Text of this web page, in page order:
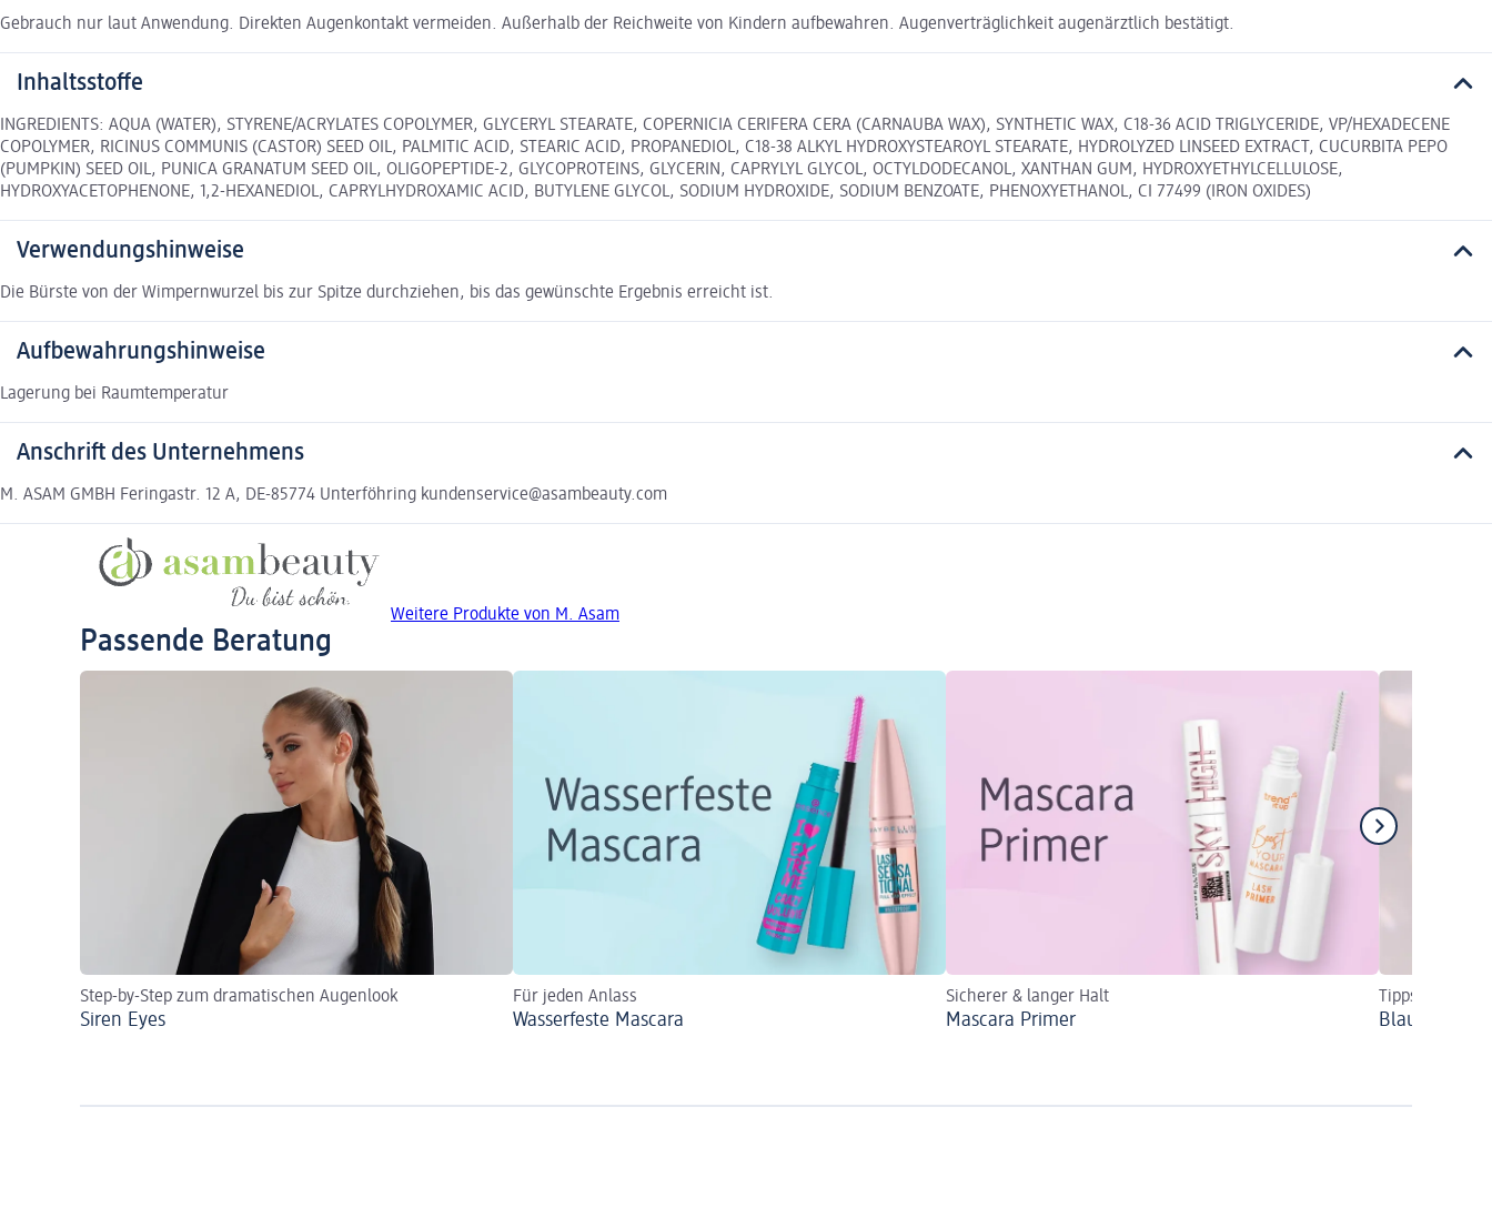
Gebrauch nur laut Anwendung. Direkten Augenkontakt vermeiden. Außerhalb der Reichweite von Kindern aufbewahren. Augenverträglichkeit augenärztlich bestätigt.
Inhaltsstoffe
INGREDIENTS: AQUA (WATER), STYRENE/ACRYLATES COPOLYMER, GLYCERYL STEARATE, COPERNICIA CERIFERA CERA (CARNAUBA WAX), SYNTHETIC WAX, C18-36 ACID TRIGLYCERIDE, VP/HEXADECENE
COPOLYMER, RICINUS COMMUNIS (CASTOR) SEED OIL, PALMITIC ACID, STEARIC ACID, PROPANEDIOL, C18-38 ALKYL HYDROXYSTEAROYL STEARATE, HYDROLYZED LINSEED EXTRACT, CUCURBITA PEPO
(PUMPKIN) SEED OIL, PUNICA GRANATUM SEED OIL, OLIGOPEPTIDE-2, GLYCOPROTEINS, GLYCERIN, CAPRYLYL GLYCOL, OCTYLDODECANOL, XANTHAN GUM, HYDROXYETHYLCELLULOSE,
HYDROXYACETOPHENONE, 1,2-HEXANEDIOL, CAPRYLHYDROXAMIC ACID, BUTYLENE GLYCOL, SODIUM HYDROXIDE, SODIUM BENZOATE, PHENOXYETHANOL, CI 77499 (IRON OXIDES)
Verwendungshinweise
Die Bürste von der Wimpernwurzel bis zur Spitze durchziehen, bis das gewünschte Ergebnis erreicht ist.
Aufbewahrungshinweise
Lagerung bei Raumtemperatur
Anschrift des Unternehmens
M. ASAM GMBH Feringastr. 12 A, DE-85774 Unterföhring kundenservice@asambeauty.com
Weitere Produkte von M. Asam
Passende Beratung
Step-by-Step zum dramatischen Augenlook
Siren Eyes
Für jeden Anlass
Wasserfeste Mascara
Sicherer & langer Halt
Mascara Primer
Tipps &
Blaue